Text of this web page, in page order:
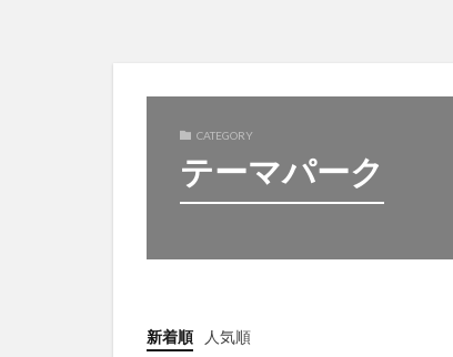
CATEGORY
テーマパーク
新着順 人気順